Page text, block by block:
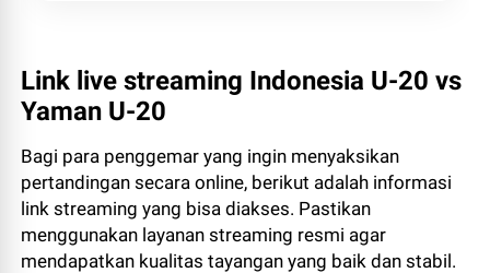
Link live streaming Indonesia U-20 vs
Yaman U-20
Bagi para penggemar yang ingin menyaksikan
pertandingan secara online, berikut adalah informasi
link streaming yang bisa diakses. Pastikan
menggunakan layanan streaming resmi agar
mendapatkan kualitas tayangan yang baik dan stabil.